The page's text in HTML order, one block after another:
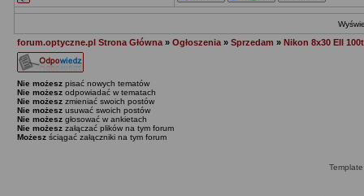
forum.optyczne.pl Strona Główna » Ogłoszenia » Sprzedam » Nikon 8x30 EII
Nie możesz pisać nowych tematów
Nie możesz odpowiadać w tematach
Nie możesz zmieniać swoich postów
Nie możesz usuwać swoich postów
Nie możesz głosować w ankietach
Nie możesz załączać plików na tym forum
Możesz ściągać załączniki na tym forum